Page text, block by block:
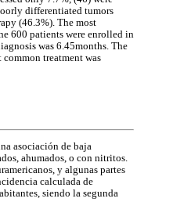
differentiated tumors
(46.3%). The most
600 patients were enrolled in
was 6.45months. The
treatment was
asociación de baja
ahumados, o con nitritos.
y algunas partes
calculada de
siendo la segunda